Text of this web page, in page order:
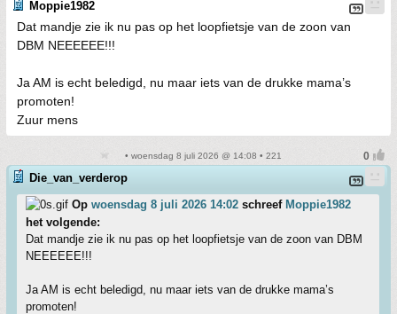
Moppie1982
Dat mandje zie ik nu pas op het loopfietsje van de zoon van
DBM NEEEEEE!!!
Ja AM is echt beledigd, nu maar iets van de drukke mama’s
promoten!
Zuur mens
• woensdag 8 juli 2026 @ 14:08 • 221
Die_van_verderop
Op woensdag 8 juli 2026 14:02 schreef Moppie1982
het volgende:
Dat mandje zie ik nu pas op het loopfietsje van de zoon van DBM
NEEEEEE!!!
Ja AM is echt beledigd, nu maar iets van de drukke mama’s
promoten!